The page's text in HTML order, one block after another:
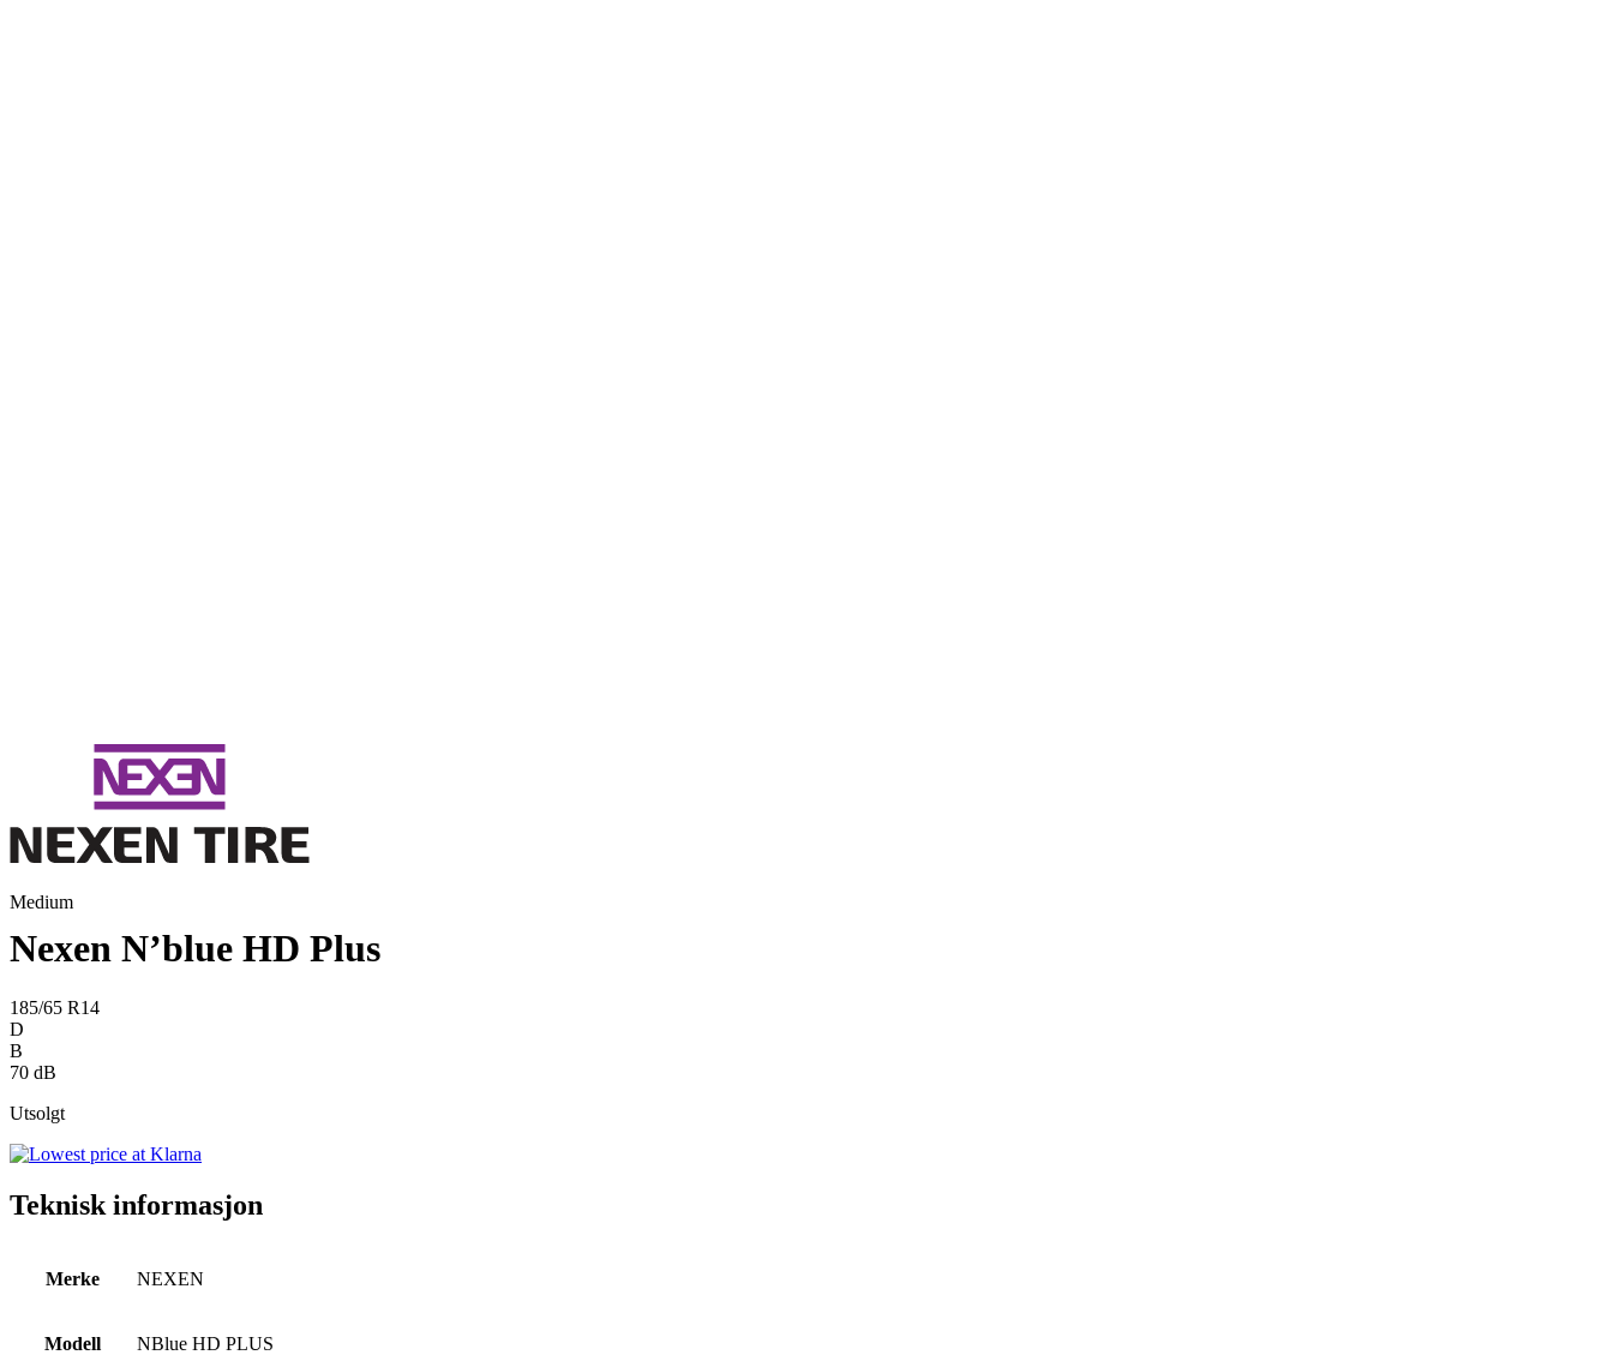
Medium
Nexen N’blue HD Plus
185/65 R14
D
B
70 dB
Utsolgt
Teknisk informasjon
Merke NEXEN
Modell NBlue HD PLUS